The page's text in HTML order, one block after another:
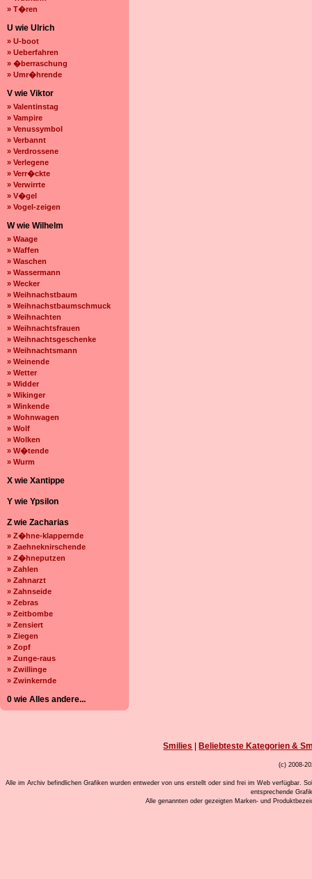
» T�ren
U wie Ulrich
» U-boot
» Ueberfahren
» �berraschung
» Umr�hrende
V wie Viktor
» Valentinstag
» Vampire
» Venussymbol
» Verbannt
» Verdrossene
» Verlegene
» Verr�ckte
» Verwirrte
» V�gel
» Vogel-zeigen
W wie Wilhelm
» Waage
» Waffen
» Waschen
» Wassermann
» Wecker
» Weihnachstbaum
» Weihnachstbaumschmuck
» Weihnachten
» Weihnachtsfrauen
» Weihnachtsgeschenke
» Weihnachtsmann
» Weinende
» Wetter
» Widder
» Wikinger
» Winkende
» Wohnwagen
» Wolf
» Wolken
» W�tende
» Wurm
X wie Xantippe
Y wie Ypsilon
Z wie Zacharias
» Z�hne-klappernde
» Zaehneknirschende
» Z�hneputzen
» Zahlen
» Zahnarzt
» Zahnseide
» Zebras
» Zeitbombe
» Zensiert
» Ziegen
» Zopf
» Zunge-raus
» Zwillinge
» Zwinkernde
0 wie Alles andere...
Smilies Beliebteste Kategorien &
(c) 2008-
Alle im Archiv befindlichen Grafiken wurden entweder von uns erstellt oder sind frei im Web verfügbar.
entsprechende
Alle genannten oder gezeigten Marken- und